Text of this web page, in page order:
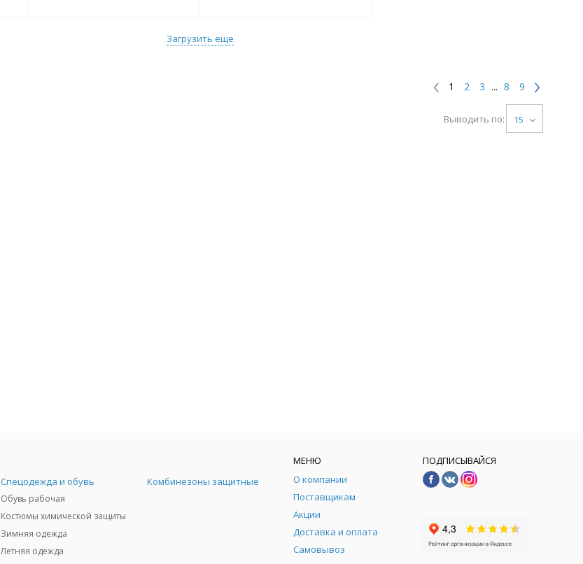
Загрузить еще
1 2 3 ... 8 9
Выводить по: 15
Спецодежда и обувь
Обувь рабочая
Костюмы химической защиты
Зимняя одежда
Летняя одежда
Комбинезоны защитные
МЕНЮ
О компании
Поставщикам
Акции
Доставка и оплата
Самовывоз
ПОДПИСЫВАЙСЯ